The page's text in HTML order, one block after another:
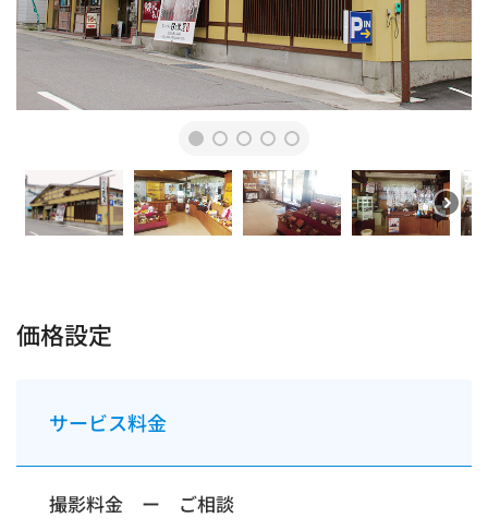
価格設定
サービス料金
撮影料金 ー ご相談